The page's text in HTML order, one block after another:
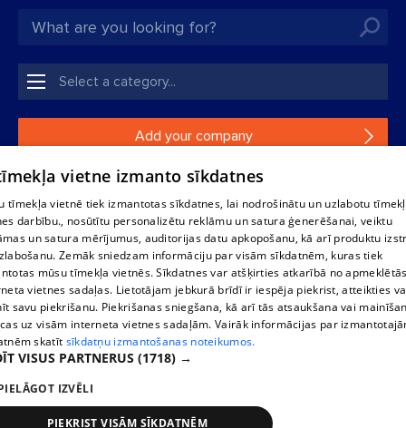
Add your company
If your company is not in our database, please fill in a
Reproduction, or distribution of 1188 database, its parts or the
information contained in the database, or parts of information in
any form is strictly prohibited. Also automatic download is
prohibited. Reproduction of any material published on the
website 1188 is strictly forbidden without the editorial license of
1188 website.
Vortal assistance service: e-mail -
ElaboratedSIA Helio Media2004-2026
vietne izmanto sīkdatnes
tīmekļa vietnē tiek izmantotas sīkdatnes, lai nodrošinātu un uzlabotu
darbību., nosūtītu personalizētu reklāmu un satura ģenerēšanai, veiktu
un satura mērījumus, auditorijas datu apkopošanu, kā arī produktu
Zemāk sniedzam informāciju par visām sīkdatnēm, kuras tiek
mūsu tīmekļa vietnēs. Sīkdatnes var atšķirties atkarībā no
vietnes sadaļas. Lietotājam jebkurā brīdī ir iespēja piekrist, atteikties
savu piekrišanu. Piekrišanas sniegšana, kā arī tās atsaukšana vai
uz visām interneta vietnes sadaļām. Vairāk informācijas par
skatīt sīkdatņu izmantošanas noteikumos.
VISUS PARTNERUS (1718) →
IZVĒLI
PIEKRIST VISĀM SĪKDATNĒM